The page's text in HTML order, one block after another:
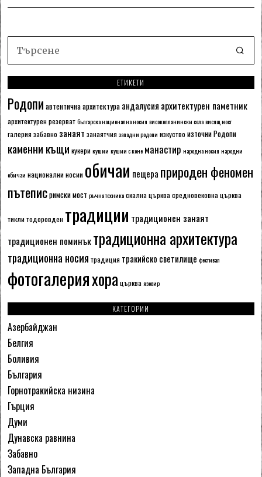
ЕТИКЕТИ
Родопи автентична архитектура андалусия архитектурен паметник
архитектурен резерват българска национална носия високопланински села висящ мост
галерия забавно занаят занаятчия западни родопи изкуство източни Родопи
каменни къщи кукери кушии кушии с коне манастир народна носия народни
обичаи национални носии обичаи пещера природен феномен
пътеписримски мост ръчна техника скална църква средновековна църква
тикли тодоровден традиции традиционен занаят
традиционен поминъктрадиционна архитектура
традиционна носия традиция тракийско светилище фестивал
фотогалерияхора църква язовир
КАТЕГОРИИ
Азербайджан
Белгия
Боливия
България
Горнотракийска низина
Гърция
Думи
Дунавска равнина
Забавно
Западна България